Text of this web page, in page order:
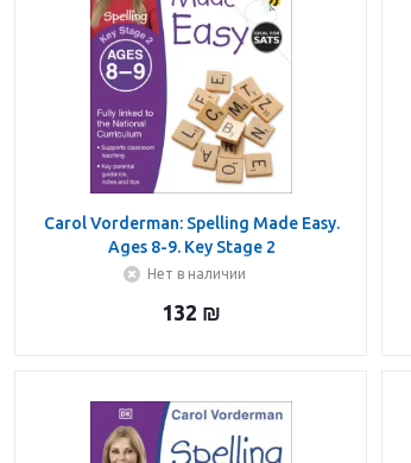
Carol Vorderman: Spelling Made Easy.
Ages 8-9. Key Stage 2
Нет в наличии
132 ₪